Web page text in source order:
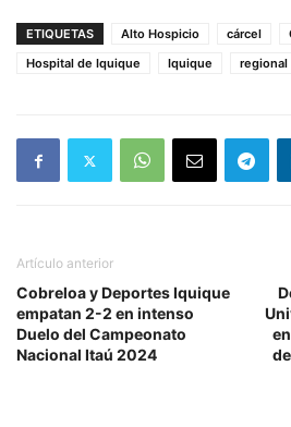
ETIQUETAS Alto Hospicio cárcel
Hospital de Iquique
Iquique regional
Artículo anterior
Cobreloa y Deportes Iquique
empatan 2-2 en intenso
Duelo del Campeonato
Nacional Itaú 2024